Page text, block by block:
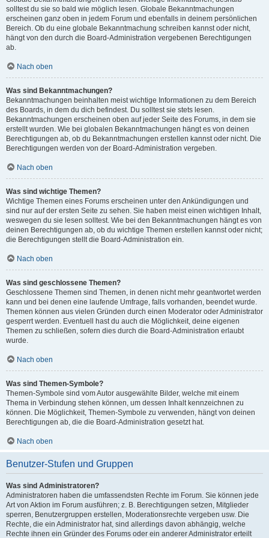
solltest du sie so bald wie möglich lesen. Globale Bekanntmachungen
erscheinen ganz oben in jedem Forum und ebenfalls in deinem persönlichen
Bereich. Ob du eine globale Bekanntmachung schreiben kannst oder nicht,
hängt von den durch die Board-Administration vergebenen Berechtigungen
ab.
Nach oben
Was sind Bekanntmachungen?
Bekanntmachungen beinhalten meist wichtige Informationen zu dem Bereich
des Boards, in dem du dich befindest. Du solltest sie stets lesen.
Bekanntmachungen erscheinen oben auf jeder Seite des Forums, in dem sie
erstellt wurden. Wie bei globalen Bekanntmachungen hängt es von deinen
Berechtigungen ab, ob du Bekanntmachungen erstellen kannst oder nicht. Die
Berechtigungen werden von der Board-Administration vergeben.
Nach oben
Was sind wichtige Themen?
Wichtige Themen eines Forums erscheinen unter den Ankündigungen und
sind nur auf der ersten Seite zu sehen. Sie haben meist einen wichtigen Inhalt,
weswegen du sie lesen solltest. Wie bei den Bekanntmachungen hängt es von
deinen Berechtigungen ab, ob du wichtige Themen erstellen kannst oder nicht;
die Berechtigungen stellt die Board-Administration ein.
Nach oben
Was sind geschlossene Themen?
Geschlossene Themen sind Themen, in denen nicht mehr geantwortet werden
kann und bei denen eine laufende Umfrage, falls vorhanden, beendet wurde.
Themen können aus vielen Gründen durch einen Moderator oder Administrator
gesperrt werden. Eventuell hast du auch die Möglichkeit, deine eigenen
Themen zu schließen, sofern dies durch die Board-Administration erlaubt
wurde.
Nach oben
Was sind Themen-Symbole?
Themen-Symbole sind vom Autor ausgewählte Bilder, welche mit einem
Thema in Verbindung stehen können, um dessen Inhalt kennzeichnen zu
können. Die Möglichkeit, Themen-Symbole zu verwenden, hängt von deinen
Berechtigungen ab, die die Board-Administration gesetzt hat.
Nach oben
Benutzer-Stufen und Gruppen
Was sind Administratoren?
Administratoren haben die umfassendsten Rechte im Forum. Sie können jede
Art von Aktion im Forum ausführen; z. B. Berechtigungen setzen, Mitglieder
sperren, Benutzergruppen erstellen, Moderationsrechte vergeben usw. Die
Rechte, die ein Administrator hat, sind allerdings davon abhängig, welche
Rechte ihnen ein Gründer des Forums oder ein anderer Administrator erteilt